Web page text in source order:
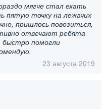
мягче стал ехать
пятую точку на лежачих
пришлось повозиться,
отвечают ребята
быстро помогли
23 августа 2019